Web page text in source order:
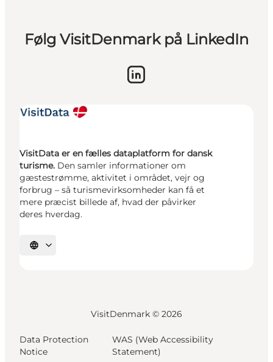
Følg VisitDenmark på LinkedIn
VisitData er en fælles dataplatform for dansk
turisme. Den samler informationer om
gæstestrømme, aktivitet i området, vejr og
forbrug – så turismevirksomheder kan få et
mere præcist billede af, hvad der påvirker
deres hverdag.
Vælg sprog
VisitDenmark © 2026
Data Protection
Notice
WAS (Web Accessibility
Statement)